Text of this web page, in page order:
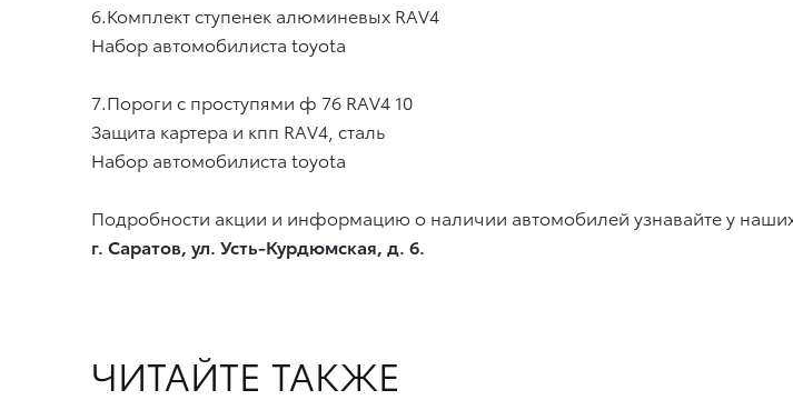
6.Комплект ступенек алюминевых RAV4
Набор автомобилиста toyota
7.Пороги с проступями ф 76 RAV4 10
Защита картера и кпп RAV4, сталь
Набор автомобилиста toyota
Подробности акции и информацию о наличии автомобилей узнавайте у
г. Саратов, ул. Усть-Курдюмская, д. 6.
ЧИТАЙТЕ ТАКЖЕ